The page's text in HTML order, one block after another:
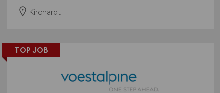
Kirchardt
TOP JOB